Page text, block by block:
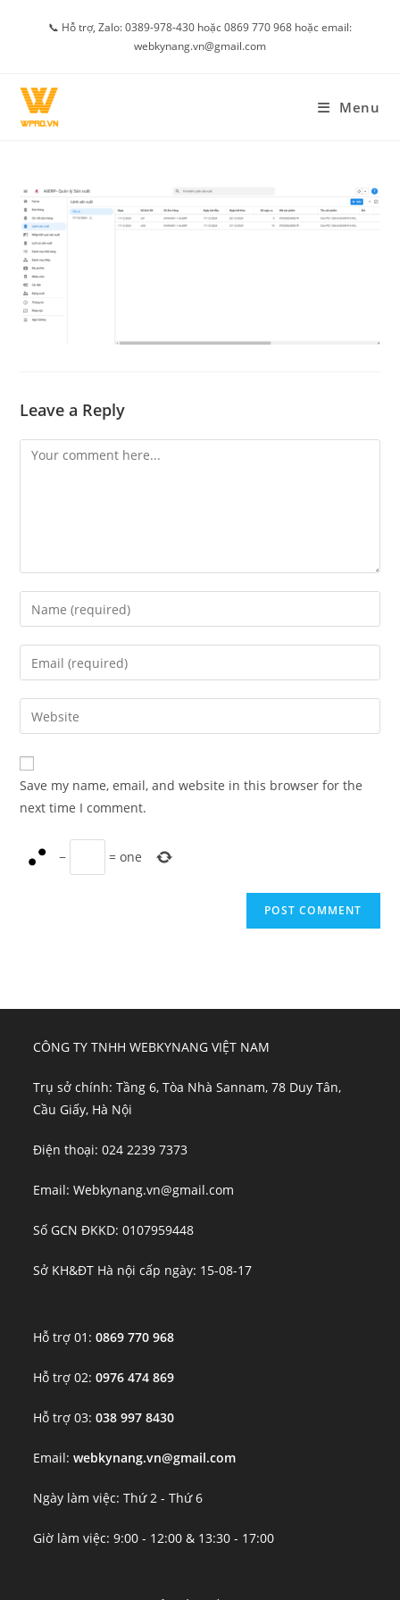
📞 Hỗ trợ, Zalo: 0389-978-430 hoặc 0869 770 968 hoặc email:
webkynang.vn@gmail.com
Menu
Leave a Reply
Comment
Enter
your
name
comment
Enter
your
email
address
comment
Enter
your
website
URL
(optional)
Save my name, email, and website in this browser for the
next time I comment.
− =one
CÔNG TY TNHH WEBKYNANG VIỆT NAM
Trụ sở chính: Tầng 6, Tòa Nhà Sannam, 78 Duy Tân,
Cầu Giấy, Hà Nội
Điện thoại: 024 2239 7373
Email: Webkynang.vn@gmail.com
Số GCN ĐKKD: 0107959448
Sở KH&ĐT Hà nội cấp ngày: 15-08-17
Hỗ trợ 01:0869 770 968
Hỗ trợ 02:0976 474 869
Hỗ trợ 03:038 997 8430
Email:webkynang.vn@gmail.com
Ngày làm việc: Thứ 2 - Thứ 6
Giờ làm việc: 9:00 - 12:00 & 13:30 - 17:00